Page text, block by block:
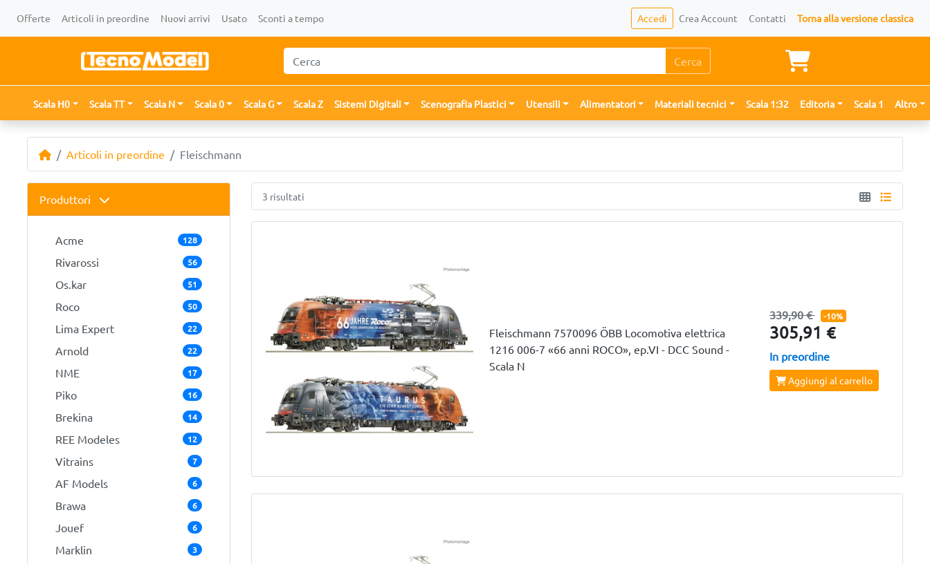
Offerte Articoli in preordine Nuovi arrivi Usato Sconti a tempo Accedi Crea Account Contatti Torna alla versione classica
Cerca
Scala H0 Scala TT Scala N Scala 0 Scala G Scala Z Sistemi Digitali Scenografia Plastici Utensili Alimentatori Materiali tecnici Scala 1:32 Editoria Scala 1 Altro
Articoli in preordine Fleischmann
Produttori
Acme 128
Rivarossi 56
Os.kar 51
Roco 50
Lima Expert 22
Arnold 22
NME 17
Piko 16
Brekina 14
REE Modeles 12
Vitrains 7
AF Models 6
Brawa 6
Jouef 6
Marklin 3
3 risultati
Fleischmann 7570096 ÖBB Locomotiva elettrica
1216 006-7 «66 anni ROCO», ep.VI - DCC Sound -
Scala N
339,90 € -10%
305,91 €
In preordine
Aggiungi al carrello